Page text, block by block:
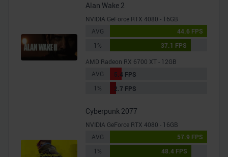
Alan Wake 2
NVIDIA GeForce RTX 4080 - 16GB
AVG
44.6 FPS
1%
37.1 FPS
AMD Radeon RX 6700 XT - 12GB
AVG
5.4 FPS
1%
2.7 FPS
Cyberpunk 2077
NVIDIA GeForce RTX 4080 - 16GB
AVG
57.9 FPS
1%
48.4 FPS